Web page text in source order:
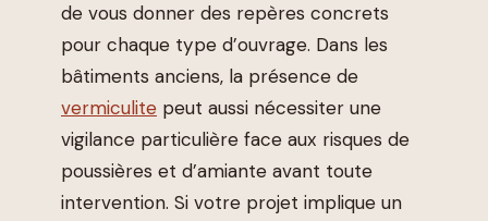
de vous donner des repères concrets
pour chaque type d’ouvrage. Dans les
bâtiments anciens, la présence de
vermiculite peut aussi nécessiter une
vigilance particulière face aux risques de
poussières et d’amiante avant toute
intervention. Si votre projet implique un